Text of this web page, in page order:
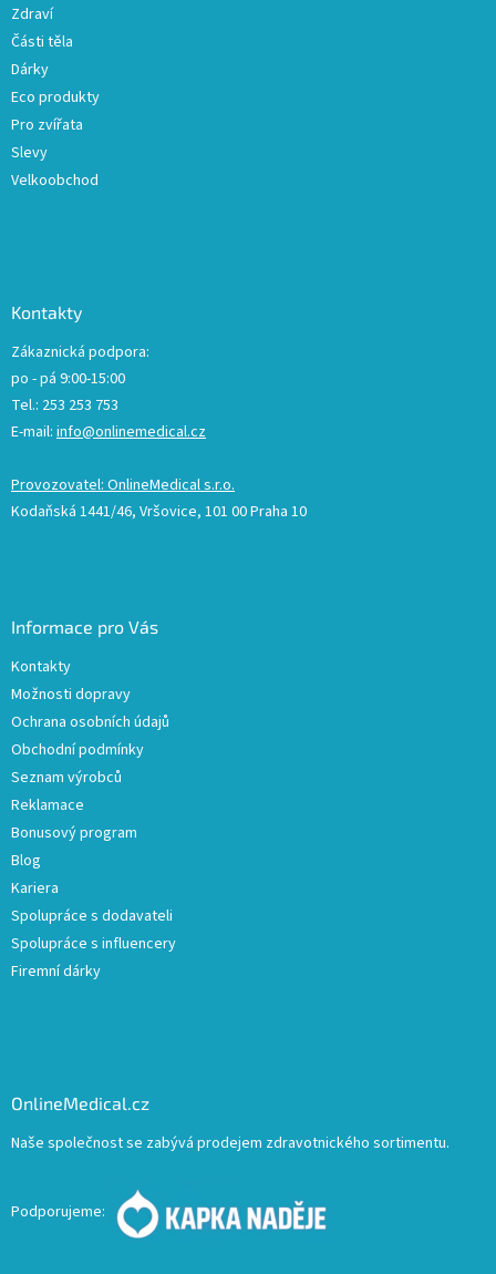
Zdraví
Části těla
Dárky
Eco produkty
Pro zvířata
Slevy
Velkoobchod
Kontakty
Zákaznická podpora:
po - pá 9:00-15:00
Tel.: 253 253 753
E-mail: info@onlinemedical.cz
Provozovatel: OnlineMedical s.r.o.
Kodaňská 1441/46, Vršovice, 101 00 Praha 10
Informace pro Vás
Kontakty
Možnosti dopravy
Ochrana osobních údajů
Obchodní podmínky
Seznam výrobců
Reklamace
Bonusový program
Blog
Kariera
Spolupráce s dodavateli
Spolupráce s influencery
Firemní dárky
OnlineMedical.cz
Naše společnost se zabývá prodejem zdravotnického sortimentu.
Podporujeme: